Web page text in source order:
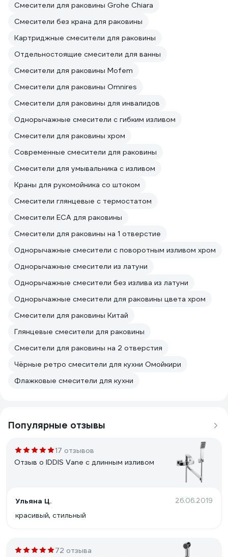
Смесители для раковины Grohe Chiara
Смесители без крана для раковины
Картриджные смесители для раковины
Отдельностоящие смесители для ванны
Смесители для раковины Mofem
Смесители для раковины Omnires
Смесители для раковины для инвалидов
Однорычажные смесители с гибким изливом
Смесители для раковины хром
Современные смесители для раковины
Смесители для умывальника с изливом
Краны для рукомойника со штоком
Смесители глянцевые с термостатом
Смесители ECA для раковины
Смесители для раковины на 1 отверстие
Однорычажные смесители с поворотным изливом хром
Однорычажные смесители из латуни
Однорычажные смесители без излива из латуни
Однорычажные смесители для раковины цвета хром
Смесители для раковины Китай
Глянцевые смесители для раковины
Смесители для раковины на 2 отверстия
Чёрные ретро смесители для кухни Омойкири
Флажковые смесители для кухни
Популярные отзывы
17 отзывов
Отзыв о IDDIS Vane с длинным изливом
Ульяна Ц. 26.06.2019
красивый, стильный
72 отзыва